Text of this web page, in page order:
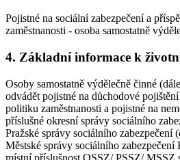
Pojistné na sociální zabezpečení a
zaměstnanosti - osoba samostatně
4. Základní informace k
Osoby samostatně výdělečně činné
odvádět pojistné na důchodové
politiku zaměstnanosti a pojistné na
příslušné okresní správy sociálního
Pražské správy sociálního zabezpečení
Městské správy sociálního
místní příslušnost OSSZ/ PSSZ/ MSSZ